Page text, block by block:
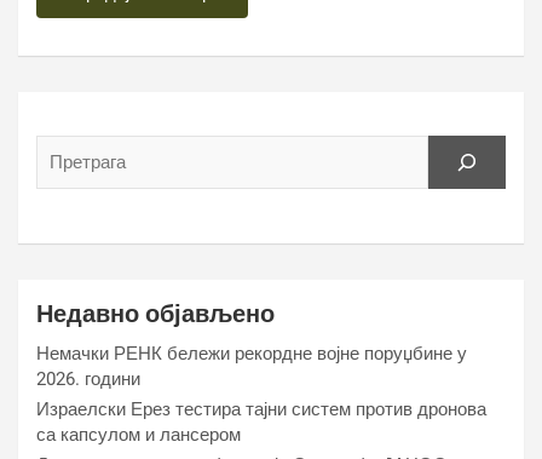
Недавно објављено
Немачки РЕНК бележи рекордне војне поруџбине у
2026. години
Израелски Ерез тестира тајни систем против дронова
са капсулом и лансером